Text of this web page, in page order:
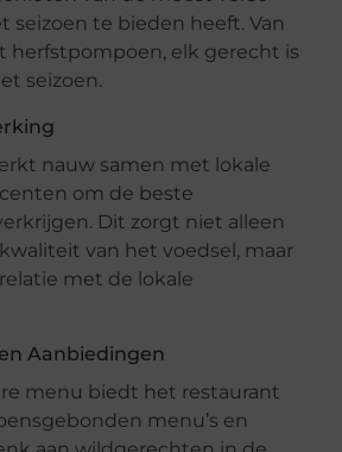
seizoen te bieden heeft. Van
herfstpompoen, elk gerecht is
seizoen.
nauw samen met lokale
om de beste
Dit zorgt niet alleen
van het voedsel, maar
met de lokale
Aanbiedingen
menu biedt het restaurant
menu’s en